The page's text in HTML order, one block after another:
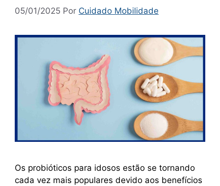
05/01/2025 Por Cuidado Mobilidade
Os probióticos para idosos estão se tornando
cada vez mais populares devido aos benefícios